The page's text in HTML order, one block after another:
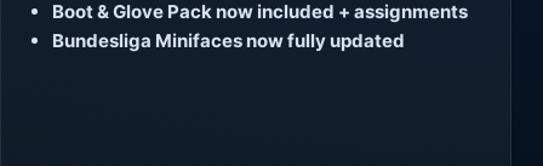
Boot & Glove Pack now included + assignments
Bundesliga Minifaces now fully updated